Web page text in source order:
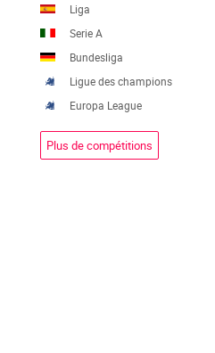
Liga
Serie A
Bundesliga
Ligue des champions
Europa League
Plus de compétitions